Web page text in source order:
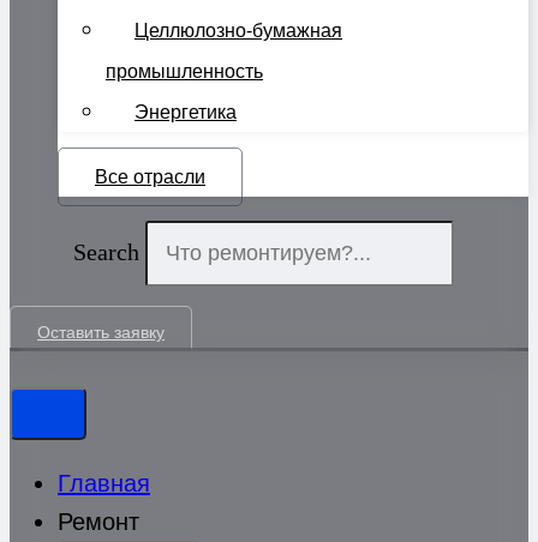
Целлюлозно-бумажная
промышленность
Энергетика
Все отрасли
Search
Оставить заявку
Главная
Ремонт